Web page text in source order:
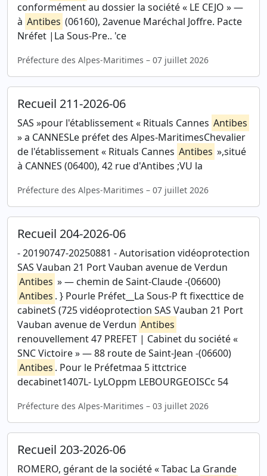
conformément au dossier la société « LE CEJO » —
à Antibes (06160), 2avenue Maréchal Joffre. Pacte
Nréfet |La Sous-Pre.. 'ce
Préfecture des Alpes-Maritimes – 07 juillet 2026
Recueil 211-2026-06
SAS »pour l'établissement « Rituals Cannes Antibes
» a CANNESLe préfet des Alpes-MaritimesChevalier
de l'établissement « Rituals Cannes Antibes »,situé
à CANNES (06400), 42 rue d'Antibes ;VU la
Préfecture des Alpes-Maritimes – 07 juillet 2026
Recueil 204-2026-06
- 20190747-20250881 - Autorisation vidéoprotection
SAS Vauban 21 Port Vauban avenue de Verdun
Antibes » — chemin de Saint-Claude -(06600)
Antibes . } Pourle Préfet__La Sous-P ft fixecttice de
cabinetS (725 vidéoprotection SAS Vauban 21 Port
Vauban avenue de Verdun Antibes
renouvellement 47 PREFET | Cabinet du société «
SNC Victoire » — 88 route de Saint-Jean -(06600)
Antibes . Pour le Préfetmaa 5 ittctrice
decabinet1407L- LyLOppm LEBOURGEOISCc 54
Préfecture des Alpes-Maritimes – 03 juillet 2026
Recueil 203-2026-06
ROMERO, gérant de la société « Tabac La Grande